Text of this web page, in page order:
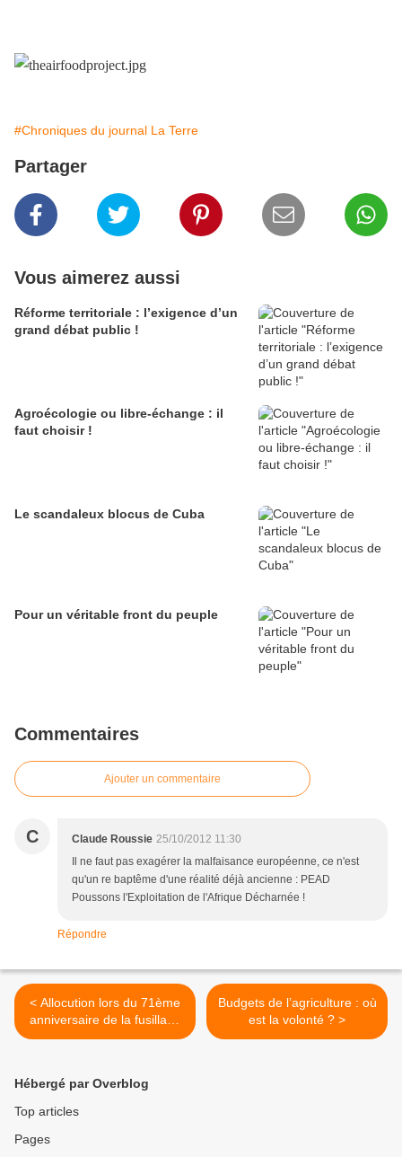
#Chroniques du journal La Terre
Partager
Vous aimerez aussi
Réforme territoriale : l’exigence d’un
grand débat public !
Agroécologie ou libre-échange : il
faut choisir !
Le scandaleux blocus de Cuba
Pour un véritable front du peuple
Commentaires
Ajouter un commentaire
C Claude Roussie 25/10/2012 11:30
Il ne faut pas exagérer la malfaisance européenne, ce n'est
qu'un re baptême d'une réalité déjà ancienne : PEAD
Poussons l'Exploitation de l'Afrique Décharnée !
Répondre
< Allocution lors du 71ème
anniversaire de la fusillade
de Châteaubriant
Budgets de l’agriculture : où
est la volonté ? >
Hébergé par Overblog
Top articles
Pages